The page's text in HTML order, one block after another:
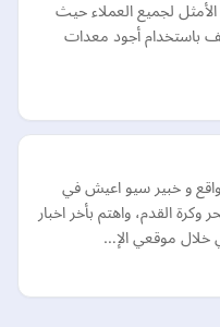
لجميع العملاء حيث
باستخدام أجود معدات
و خبير سيو اعيش في
وكرة القدم، واهتم بأخر اخبار
خلال موقعي الإ…